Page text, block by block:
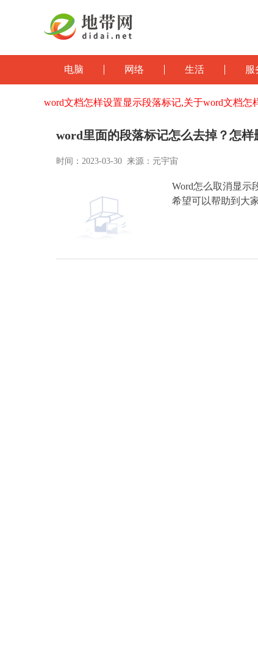
电脑 网络 生活 服
word文档怎样设置显示段落标记,关于word文档怎
word里面的段落标记怎么去掉？怎样
时间：2023-03-30 来源：元宇宙
Word怎么取消显示
希望可以帮助到大